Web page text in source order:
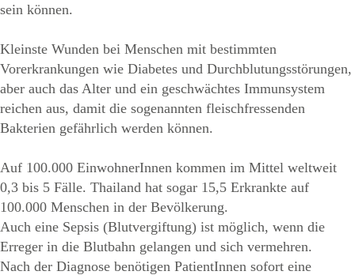
sein können.
Kleinste Wunden bei Menschen mit bestimmten
Vorerkrankungen wie Diabetes und Durchblutungsstörungen,
aber auch das Alter und ein geschwächtes Immunsystem
reichen aus, damit die sogenannten fleischfressenden
Bakterien gefährlich werden können.
Auf 100.000 EinwohnerInnen kommen im Mittel weltweit
0,3 bis 5 Fälle. Thailand hat sogar 15,5 Erkrankte auf
100.000 Menschen in der Bevölkerung.
Auch eine Sepsis (Blutvergiftung) ist möglich, wenn die
Erreger in die Blutbahn gelangen und sich vermehren.
Nach der Diagnose benötigen PatientInnen sofort eine